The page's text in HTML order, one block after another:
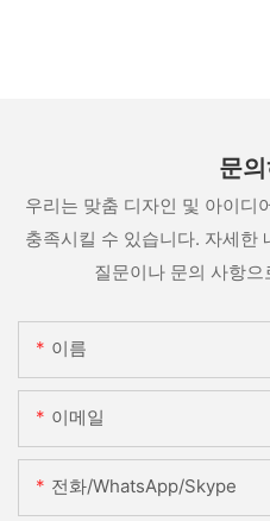
문
우리는 맞춤 디자인 및 아이디
충족시킬 수 있습니다. 자세한
질문이나 문의 사항
이름
이메일
전화/WhatsApp/Skype